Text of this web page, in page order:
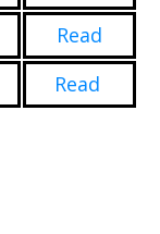
Read
Read